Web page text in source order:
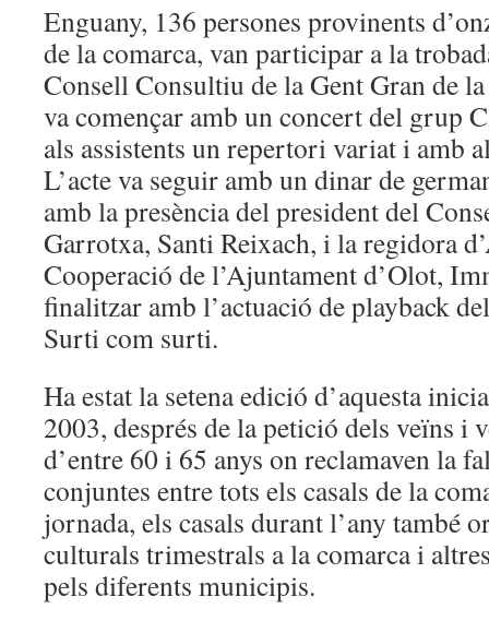
Enguany, 136 persones provinents
de la comarca, van participar a la
Consell Consultiu de la Gent Gran de
va començar amb un concert del grup
als assistents un repertori variat i amb
L’acte va seguir amb un dinar de
amb la presència del president del
Garrotxa, Santi Reixach, i la regidora
Cooperació de l’Ajuntament d’Olot,
finalitzar amb l’actuació de playback
Surti com surti.
Ha estat la setena edició d’aquesta
2003, després de la petició dels veïns i
d’entre 60 i 65 anys on reclamaven la
conjuntes entre tots els casals de la
jornada, els casals durant l’any també
culturals trimestrals a la comarca i
pels diferents municipis.